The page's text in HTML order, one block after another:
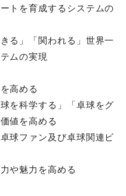
トを育成するシステムの
る」「関われる」世界一
ムの実現
高める
を科学する」「卓球をグ
値を高める
球ファン及び卓球関連ビ
や魅力を高める